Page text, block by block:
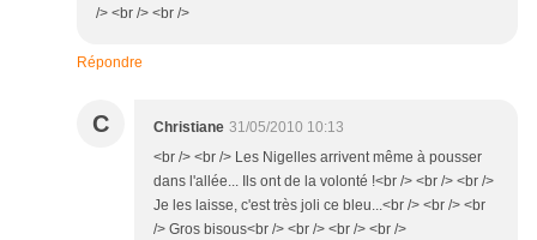
/> <br /> <br />
Répondre
C Christiane 31/05/2010 10:13
<br /> <br /> Les Nigelles arrivent même à pousser
dans l'allée... Ils ont de la volonté !<br /> <br /> <br />
Je les laisse, c'est très joli ce bleu...<br /> <br /> <br
/> Gros bisous<br /> <br /> <br /> <br />